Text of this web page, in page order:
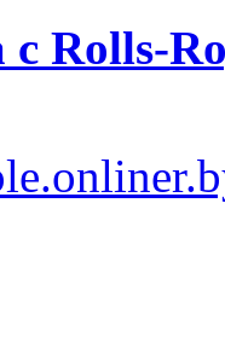
Rolls-